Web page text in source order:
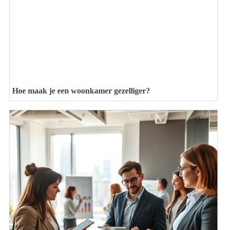
Hoe maak je een woonkamer gezelliger?